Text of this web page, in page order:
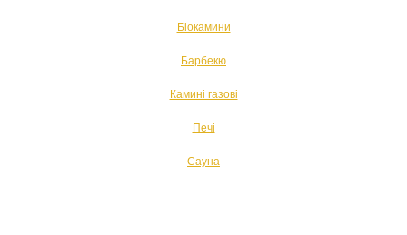
Біокамини
Барбекю
Камині газові
Печі
Сауна